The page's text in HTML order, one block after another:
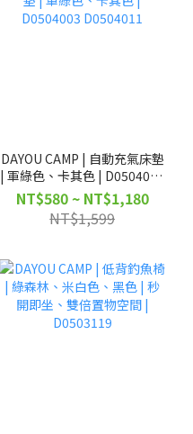
DAYOU CAMP | 自動充氣床墊
| 軍綠色、卡其色 | D0504003
D0504011
NT$580 ~ NT$1,180
NT$1,599